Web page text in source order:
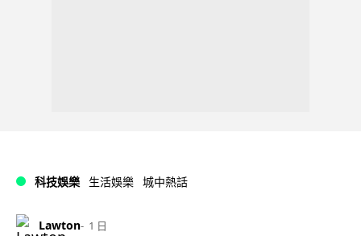
科技娛樂 生活娛樂 城中熱話
Lawton 1 日